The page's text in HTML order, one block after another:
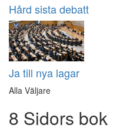
Hård sista debatt
Ja till nya lagar
Alla Väljare
8 Sidors bok